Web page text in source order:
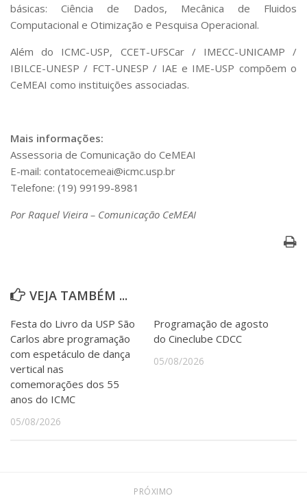
básicas: Ciência de Dados, Mecânica de Fluidos
Computacional e Otimização e Pesquisa Operacional.
Além do ICMC-USP, CCET-UFSCar / IMECC-UNICAMP /
IBILCE-UNESP / FCT-UNESP / IAE e IME-USP compõem o
CeMEAI como instituições associadas.
Mais informações:
Assessoria de Comunicação do CeMEAI
E-mail: contatocemeai@icmc.usp.br
Telefone: (19) 99199-8981
Por Raquel Vieira – Comunicação CeMEAI
VEJA TAMBÉM ...
Festa do Livro da USP São
Carlos abre programação
com espetáculo de dança
vertical nas
comemorações dos 55
anos do ICMC
05/08/2026
Programação de agosto
do Cineclube CDCC
05/08/2026
PRÓXIMO